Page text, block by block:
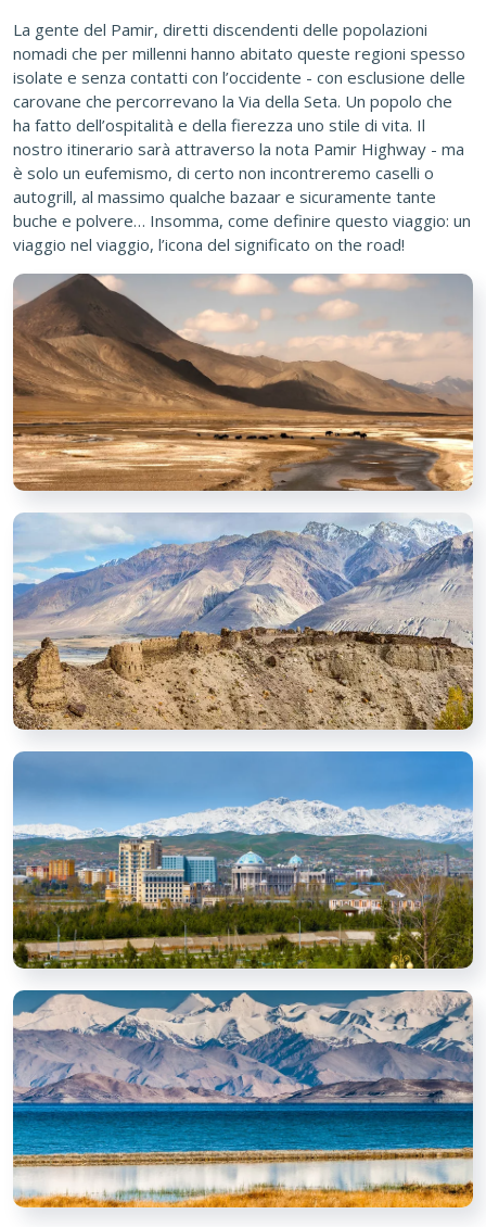
La gente del Pamir, diretti discendenti delle popolazioni
nomadi che per millenni hanno abitato queste regioni spesso
isolate e senza contatti con l’occidente - con esclusione delle
carovane che percorrevano la Via della Seta. Un popolo che
ha fatto dell’ospitalità e della fierezza uno stile di vita. Il
nostro itinerario sarà attraverso la nota Pamir Highway - ma
è solo un eufemismo, di certo non incontreremo caselli o
autogrill, al massimo qualche bazaar e sicuramente tante
buche e polvere… Insomma, come definire questo viaggio: un
viaggio nel viaggio, l’icona del significato on the road!